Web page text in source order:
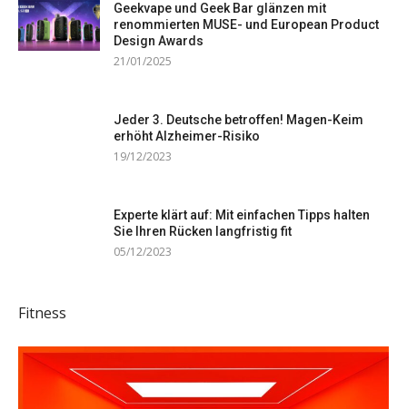
Geekvape und Geek Bar glänzen mit
renommierten MUSE- und European Product
Design Awards
21/01/2025
Jeder 3. Deutsche betroffen! Magen-Keim
erhöht Alzheimer-Risiko
19/12/2023
Experte klärt auf: Mit einfachen Tipps halten
Sie Ihren Rücken langfristig fit
05/12/2023
Fitness